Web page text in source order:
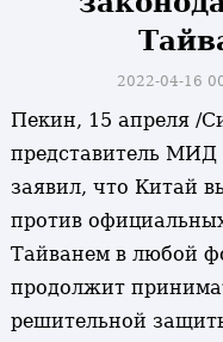
2022-04-16
Пекин, 15 апреля /
представитель
заявил, что Китай
против
Тайванем в любой
продолжит
решительной